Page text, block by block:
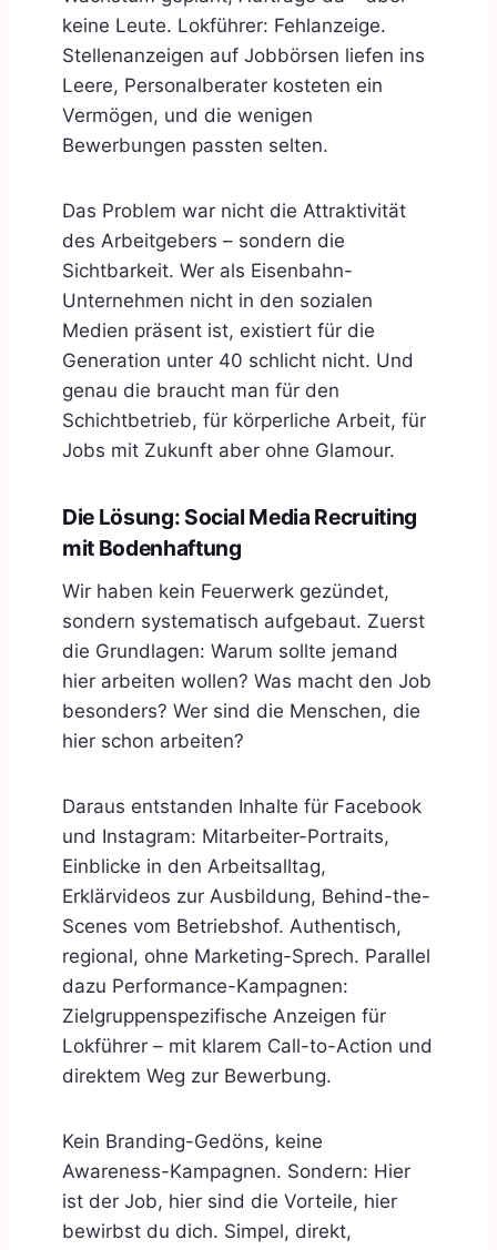
keine Leute. Lokführer: Fehlanzeige.
Stellenanzeigen auf Jobbörsen liefen ins
Leere, Personalberater kosteten ein
Vermögen, und die wenigen
Bewerbungen passten selten.
Das Problem war nicht die Attraktivität
des Arbeitgebers – sondern die
Sichtbarkeit. Wer als Eisenbahn-
Unternehmen nicht in den sozialen
Medien präsent ist, existiert für die
Generation unter 40 schlicht nicht. Und
genau die braucht man für den
Schichtbetrieb, für körperliche Arbeit, für
Jobs mit Zukunft aber ohne Glamour.
Die Lösung: Social Media Recruiting
mit Bodenhaftung
Wir haben kein Feuerwerk gezündet,
sondern systematisch aufgebaut. Zuerst
die Grundlagen: Warum sollte jemand
hier arbeiten wollen? Was macht den Job
besonders? Wer sind die Menschen, die
hier schon arbeiten?
Daraus entstanden Inhalte für Facebook
und Instagram: Mitarbeiter-Portraits,
Einblicke in den Arbeitsalltag,
Erklärvideos zur Ausbildung, Behind-the-
Scenes vom Betriebshof. Authentisch,
regional, ohne Marketing-Sprech. Parallel
dazu Performance-Kampagnen:
Zielgruppenspezifische Anzeigen für
Lokführer – mit klarem Call-to-Action und
direktem Weg zur Bewerbung.
Kein Branding-Gedöns, keine
Awareness-Kampagnen. Sondern: Hier
ist der Job, hier sind die Vorteile, hier
bewirbst du dich. Simpel, direkt,